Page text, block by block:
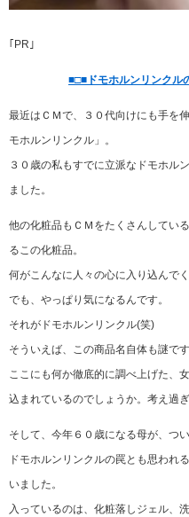
｢PR｣
■□■ドモホルンリンクル
最近はＣＭで、３０代向けにも手を
モホルンリンクル」。
３０歳の私もすでに立派なドモホル
ました。
他の化粧品もＣＭをたくさんしてい
るこの化粧品。
何がこんなに人々の心に入り込んで
でも、やっぱり気になるんです。
それがドモホルンリンクル(笑)
そういえば、この商品名自体も謎です
ここにも何か徹底的に調べ上げた、
込まれているのでしょうか。考え過
そして、今年６０歳になる母が、つい
ドモホルンリンクルの罠とも思われ
いました。
入っているのは、化粧落しジェル、